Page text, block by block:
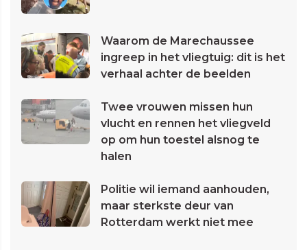
Waarom de Marechaussee
ingreep in het vliegtuig: dit is het
verhaal achter de beelden
Twee vrouwen missen hun
vlucht en rennen het vliegveld
op om hun toestel alsnog te
halen
Politie wil iemand aanhouden,
maar sterkste deur van
Rotterdam werkt niet mee